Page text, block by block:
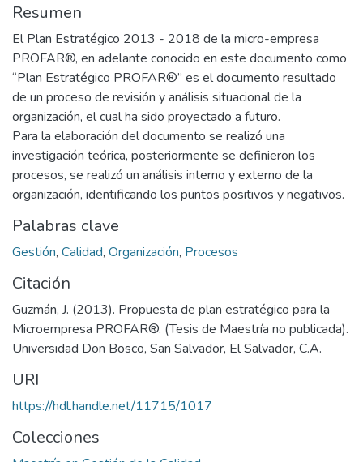
Resumen
El Plan Estratégico 2013 - 2018 de la micro-empresa
PROFAR®, en adelante conocido en este documento como
“Plan Estratégico PROFAR®” es el documento resultado
de un proceso de revisión y análisis situacional de la
organización, el cual ha sido proyectado a futuro.
Para la elaboración del documento se realizó una
investigación teórica, posteriormente se definieron los
procesos, se realizó un análisis interno y externo de la
organización, identificando los puntos positivos y negativos.
Palabras clave
Gestión, Calidad, Organización, Procesos
Citación
Guzmán, J. (2013). Propuesta de plan estratégico para la
Microempresa PROFAR®. (Tesis de Maestría no publicada).
Universidad Don Bosco, San Salvador, El Salvador, C.A.
URI
https://hdl.handle.net/11715/1017
Colecciones